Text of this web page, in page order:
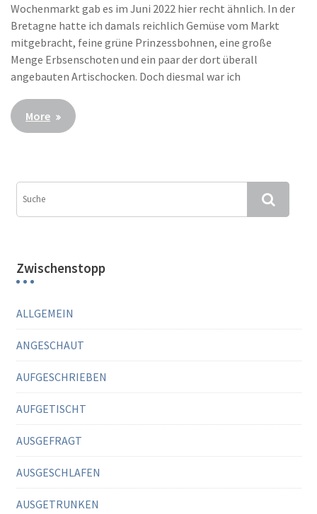
Wochenmarkt gab es im Juni 2022 hier recht ähnlich. In der
Bretagne hatte ich damals reichlich Gemüse vom Markt
mitgebracht, feine grüne Prinzessbohnen, eine große
Menge Erbsenschoten und ein paar der dort überall
angebauten Artischocken. Doch diesmal war ich
More
Zwischenstopp
ALLGEMEIN
ANGESCHAUT
AUFGESCHRIEBEN
AUFGETISCHT
AUSGEFRAGT
AUSGESCHLAFEN
AUSGETRUNKEN